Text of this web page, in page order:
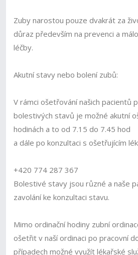
Zuby narostou pouze dvakrát za
důraz především na prevenci a
léčby.
Akutní stavy nebo bolení zubů:
V rámci ošetřování našich pacientů
bolestivých stavů je možné akutní
hodinách a to od 7.15 do 7.45 hod
a dále po konzultaci s ošetřujícím
+420 774 287 367
Bolestivé stavy jsou různé a naše
zavolání ke konzultaci stavu.
Mimo ordinační hodiny zubní
ošetřit v naší ordinaci po pracovní
případech možné využít lékařské